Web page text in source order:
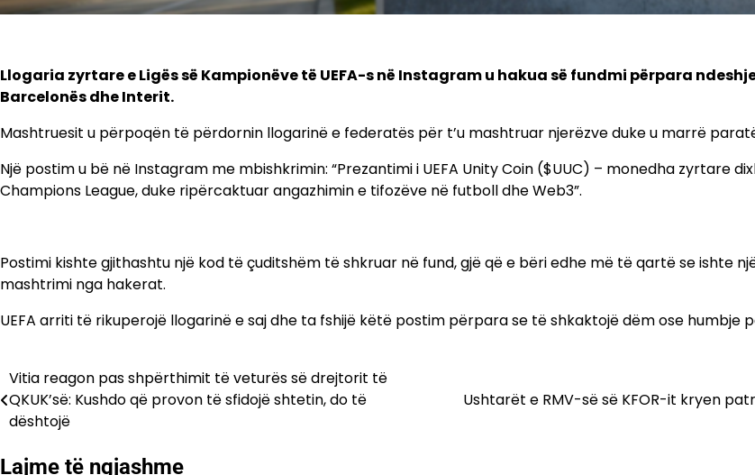
Llogaria zyrtare e Ligës së Kampionëve të UEFA-s në Instagram u hakua së fundmi përpara
Barcelonës dhe Interit.
Mashtruesit u përpoqën të përdornin llogarinë e federatës për t’u mashtruar njerëzve duke u marrë
Një postim u bë në Instagram me mbishkrimin: “Prezantimi i UEFA Unity Coin ($UUC) – monedha zyrtare
Champions League, duke ripërcaktuar angazhimin e tifozëve në futboll dhe Web3”.
Postimi kishte gjithashtu një kod të çuditshëm të shkruar në fund, gjë që e bëri edhe më të qartë se ishte
mashtrimi nga hakerat.
UEFA arriti të rikuperojë llogarinë e saj dhe ta fshijë këtë postim përpara se të shkaktojë dëm ose humbje
Lëvizje
te
Vitia reagon pas shpërthimit të veturës së drejtorit të
QKUK’së: Kushdo që provon të sfidojë shtetin, do të
dështojë
Ushtarët e RMV-së së KFOR-it kryen
Lajme të ngjashme